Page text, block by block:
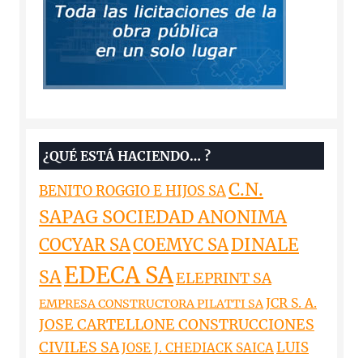
¿QUÉ ESTÁ HACIENDO… ?
BENITO ROGGIO E HIJOS SAC.N.
SAPAG SOCIEDAD ANONIMA
COCYAR SACOEMYC SADINALE
SAEDECA SAELEPRINT SA
EMPRESA CONSTRUCTORA PILATTI SAJCR S. A.
JOSE CARTELLONE CONSTRUCCIONES
CIVILES SAJOSE J. CHEDIACK SAICALUIS